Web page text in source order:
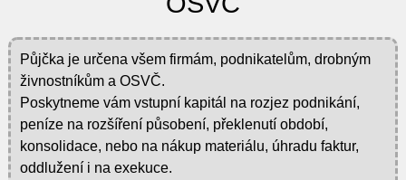
Půjčka je určena všem firmám, podnikatelům, drobným
živnostníkům a OSVČ.
Poskytneme vám vstupní kapitál na rozjez podnikání,
peníze na rozšíření působení, překlenutí období,
konsolidace, nebo na nákup materiálu, úhradu faktur,
oddlužení i na exekuce.